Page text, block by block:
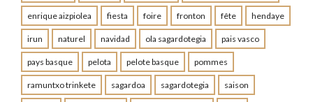
enrique aizpiolea fiesta foire fronton fête hendaye
irun naturel navidad ola sagardotegia pais vasco
pays basque pelota pelote basque pommes
ramuntxo trinkete sagardoa sagardotegia saison